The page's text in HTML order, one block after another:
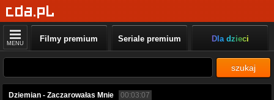
MENU Filmy premium Seriale premium Dla dzieci
szukaj
Dziemian - Zaczarowałas Mnie 00:03:07